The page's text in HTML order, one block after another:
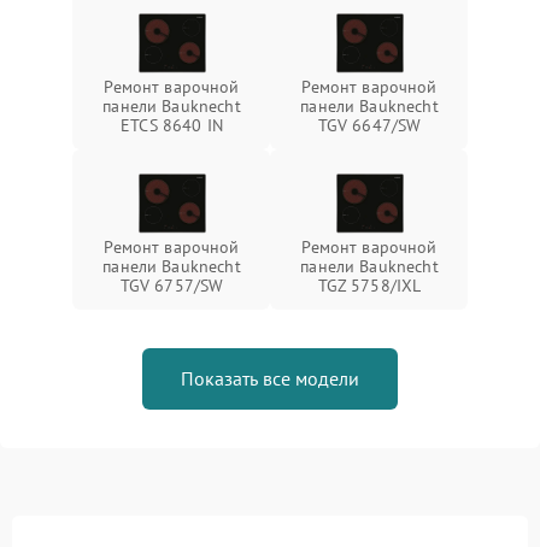
Ремонт варочной
панели Bauknecht
ETCS 8640 IN
Ремонт варочной
панели Bauknecht
TGV 6647/SW
Ремонт варочной
панели Bauknecht
TGV 6757/SW
Ремонт варочной
панели Bauknecht
TGZ 5758/IXL
Показать все модели